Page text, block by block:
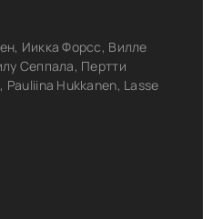
Иикка Форсс, Вилле
Сеппала, Пертти
Hukkanen, Lasse